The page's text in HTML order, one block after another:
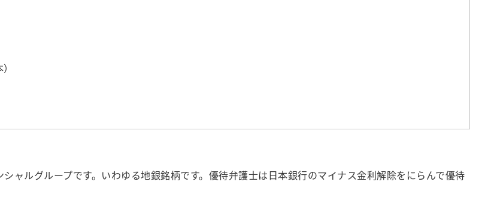
）
ャルグループです。いわゆる地銀銘柄です。優待弁護士は日本銀行のマイナス金利解除をにらんで優待